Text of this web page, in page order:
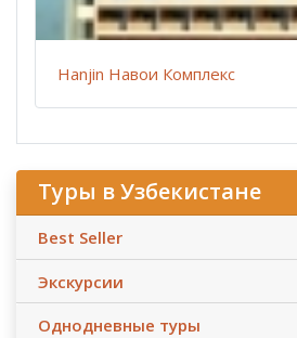
Hanjin Навои Комплекс
Туры в Узбекистане
Best Seller
Экскурсии
Однодневные туры